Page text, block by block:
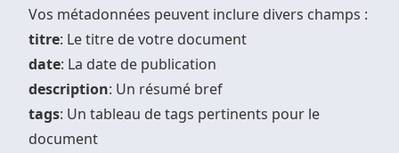
Vos métadonnées peuvent inclure divers champs :
titre: Le titre de votre document
date: La date de publication
description: Un résumé bref
tags: Un tableau de tags pertinents pour le
document